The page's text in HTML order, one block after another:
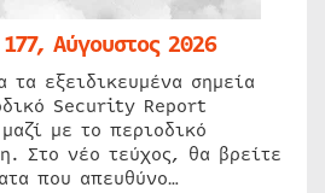
Αύγουστος 2026
τα εξειδικευμένα σημεία
Security Report
με το περιοδικό
Στο νέο τεύχος, θα βρείτε
που απευθύνο…